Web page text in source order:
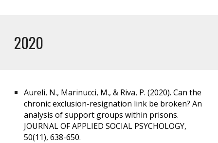
2020
Aureli, N., Marinucci, M., & Riva, P. (2020). Can the
chronic exclusion-resignation link be broken? An
analysis of support groups within prisons.
JOURNAL OF APPLIED SOCIAL PSYCHOLOGY,
50(11), 638-650.